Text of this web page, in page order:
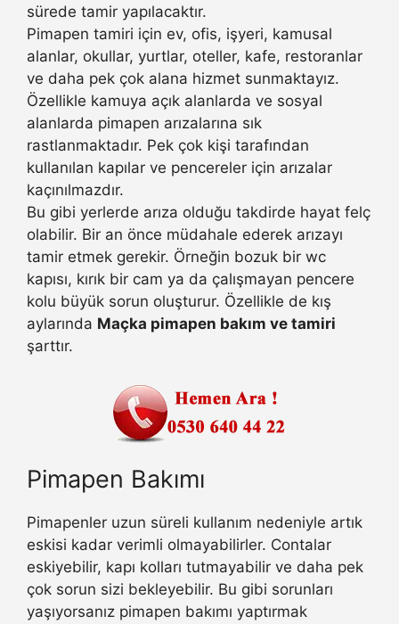
sürede tamir yapılacaktır.
Pimapen tamiri için ev, ofis, işyeri, kamusal
alanlar, okullar, yurtlar, oteller, kafe, restoranlar
ve daha pek çok alana hizmet sunmaktayız.
Özellikle kamuya açık alanlarda ve sosyal
alanlarda pimapen arızalarına sık
rastlanmaktadır. Pek çok kişi tarafından
kullanılan kapılar ve pencereler için arızalar
kaçınılmazdır.
Bu gibi yerlerde arıza olduğu takdirde hayat felç
olabilir. Bir an önce müdahale ederek arızayı
tamir etmek gerekir. Örneğin bozuk bir wc
kapısı, kırık bir cam ya da çalışmayan pencere
kolu büyük sorun oluşturur. Özellikle de kış
aylarında Maçka pimapen bakım ve tamiri
şarttır.
Pimapen Bakımı
Pimapenler uzun süreli kullanım nedeniyle artık
eskisi kadar verimli olmayabilirler. Contalar
eskiyebilir, kapı kolları tutmayabilir ve daha pek
çok sorun sizi bekleyebilir. Bu gibi sorunları
yaşıyorsanız pimapen bakımı yaptırmak